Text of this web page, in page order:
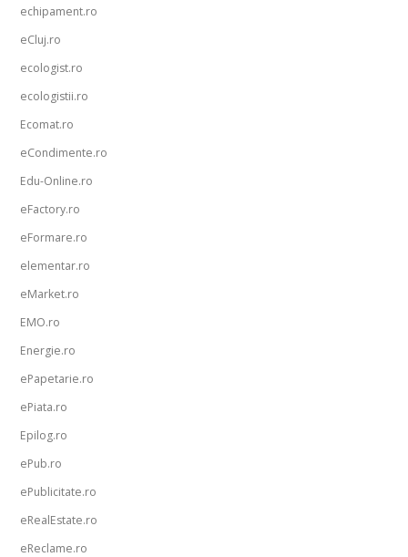
echipament.ro
eCluj.ro
ecologist.ro
ecologistii.ro
Ecomat.ro
eCondimente.ro
Edu-Online.ro
eFactory.ro
eFormare.ro
elementar.ro
eMarket.ro
EMO.ro
Energie.ro
ePapetarie.ro
ePiata.ro
Epilog.ro
ePub.ro
ePublicitate.ro
eRealEstate.ro
eReclame.ro